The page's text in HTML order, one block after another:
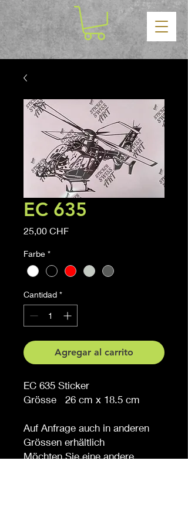
EC 635
25,00 CHFPrecio
Farbe *
Cantidad *
Agregar al carrito
EC 635 Sticker
Grösse 26 cm x 18.5 cm
Auf Anfrage auch in anderen
Grössen erhältlich
Möchten Sie eine andere